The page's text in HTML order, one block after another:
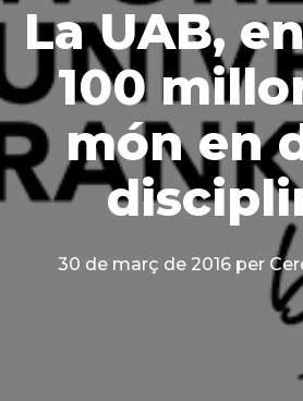
La UAB,
100
món en
30 de març de 2016 per